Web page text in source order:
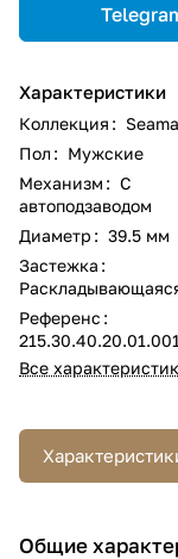
Характеристики
Коллекция :
Пол : Мужские
Механизм : С
автоподзаводом
Диаметр : 39.5 мм
Застежка :
Референс :
215.30.40.20.01.001
Все
Общие